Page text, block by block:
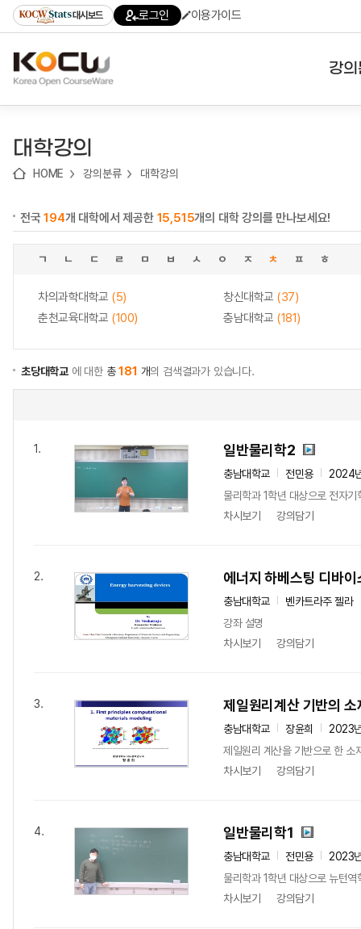
기
기
기
content)
가
대시보드 로그인 이용가이드
강
대학강의
HOME 강의분류 대학강의
전국194개 대학에서 제공한 15,515개의 대학 강의를 만나보세요!
ㄱ ㄴ ㄷ ㄹ ㅁ ㅂ ㅅ ㅇ ㅈ ㅊ ㅍ ㅎ
차의과학대학교 (5) 창신대학교 (37)
춘천교육대학교 (100) 충남대학교 (181)
초당대학교 에 대한 총181 개의 검색결과가 있습니다.
1. 일반물리학2
충남대학교 전민용
2024
물리학과 1학년 대상으로 전자기
차시보기
강의담기
2. 에너지 하베스팅 디바이
충남대학교
벤카트라주 젤라
강좌 설명
차시보기
강의담기
3. 제일원리계산 기반의
충남대학교 장윤희
2023
제일원리 계산을 기반으로 한 소
차시보기
강의담기
4. 일반물리학1
충남대학교 전민용
2023
물리학과 1학년 대상으로 뉴턴
차시보기
강의담기